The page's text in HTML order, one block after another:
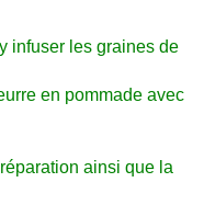
infuser les graines de
en pommade avec
ainsi que la